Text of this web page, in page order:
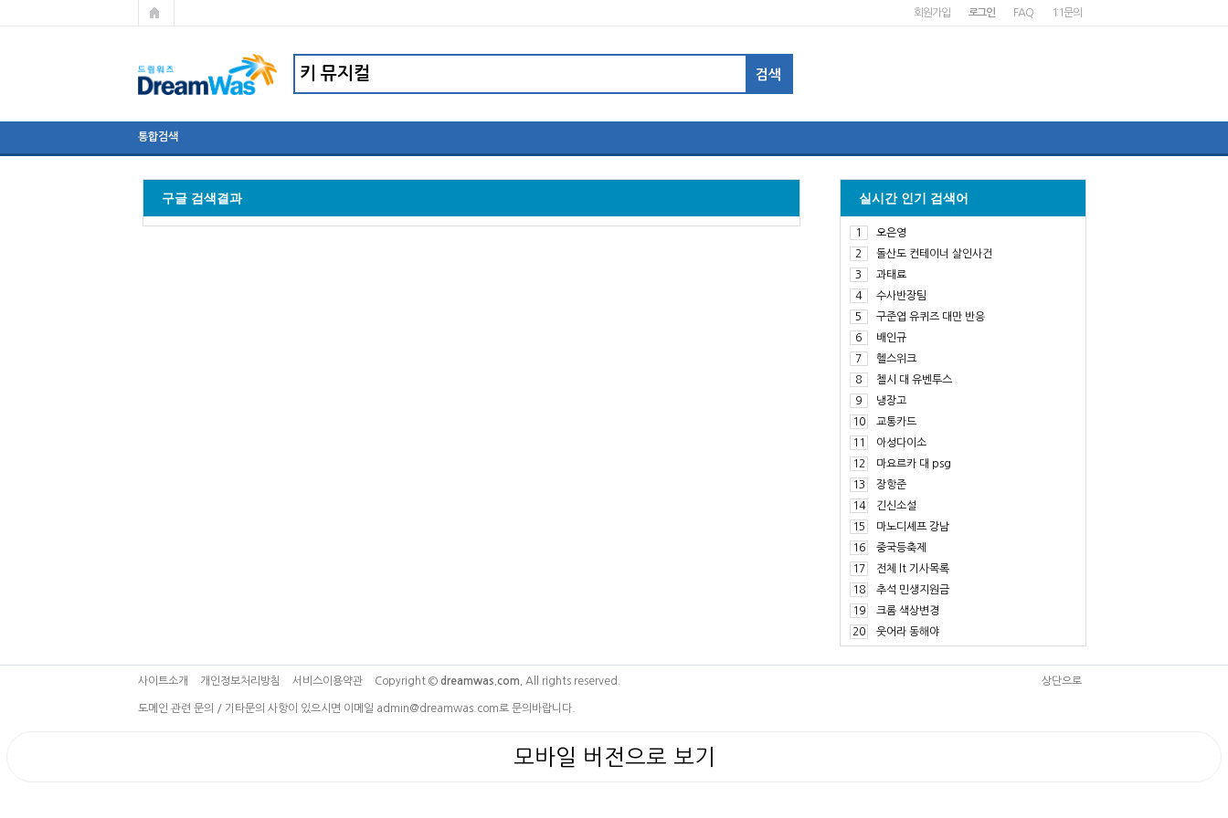
회원가입 로그인 FAQ 1:1문의
통합검색
실시간 인기 검색어
1
오은영
2
돌산도 컨테이너 살인사건
3
과태료
4
수사반장팀
5
구준엽 유퀴즈 대만 반응
6
배인규
7
헬스위크
8
첼시 대 유벤투스
9
냉장고
10
교통카드
11
아성다이소
12
마요르카 대 psg
13
장항준
14
긴신소설
15
마노디셰프 강남
16
중국등축제
17
전체 lt 기사목록
18
추석 민생지원금
19
크롬 색상변경
20
웃어라 동해야
구글 검색결과
사이트소개 개인정보처리방침 서비스이용약관 Copyright © dreamwas.com. All rights reserved. 상단으로
도메인 관련 문의 / 기타문의 사항이 있으시면 이메일 admin@dreamwas.com로 문의바랍니다.
모바일 버전으로 보기